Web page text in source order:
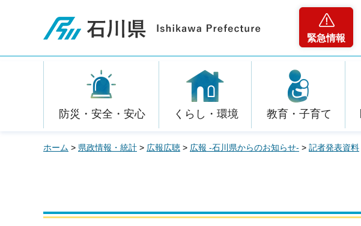
石川県
緊急情報
防災・安全・安心 くらし・環境 教育・子育て
ホーム > 県政情報・統計 > 広報広聴 > 広報 -石川県からのお知らせ- > 記者発表資料